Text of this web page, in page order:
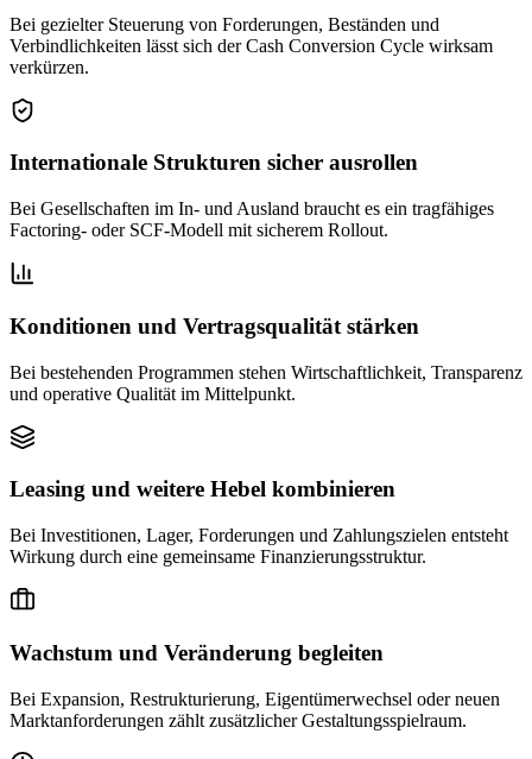
Bei gezielter Steuerung von Forderungen, Beständen und
Verbindlichkeiten lässt sich der Cash Conversion Cycle wirksam
verkürzen.
Internationale Strukturen sicher ausrollen
Bei Gesellschaften im In- und Ausland braucht es ein tragfähiges
Factoring- oder SCF-Modell mit sicherem Rollout.
Konditionen und Vertragsqualität stärken
Bei bestehenden Programmen stehen Wirtschaftlichkeit, Transparenz
und operative Qualität im Mittelpunkt.
Leasing und weitere Hebel kombinieren
Bei Investitionen, Lager, Forderungen und Zahlungszielen entsteht
Wirkung durch eine gemeinsame Finanzierungsstruktur.
Wachstum und Veränderung begleiten
Bei Expansion, Restrukturierung, Eigentümerwechsel oder neuen
Marktanforderungen zählt zusätzlicher Gestaltungsspielraum.